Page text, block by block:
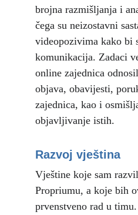
brojna razmišljanja i
čega su neizostavni
videopozivima kako bi
komunikacija. Zadaci
online zajednica
objava, obavijesti,
zajednica, kao i
objavljivanje istih.
Razvoj vještina
Vještine koje sam
Propriumu, a koje bih
prvenstveno rad u